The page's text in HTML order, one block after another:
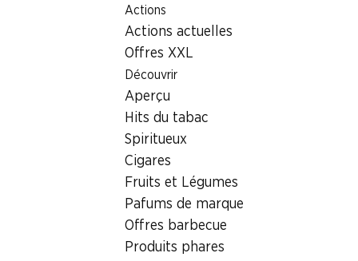
Actions
Actions actuelles
Offres XXL
Découvrir
Aperçu
Hits du tabac
Spiritueux
Cigares
Fruits et Légumes
Pafums de marque
Offres barbecue
Produits phares
Localisateur de succursales
Succursale Denner Avenue L'Etang 55, 1214 Vernier
1214 Vernier
Succursale Denner
Avenue L'Etang 55, 1214 Vernier